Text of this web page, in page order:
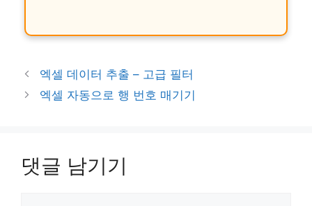
엑셀 데이터 추출 – 고급 필터
엑셀 자동으로 행 번호 매기기
댓글 남기기